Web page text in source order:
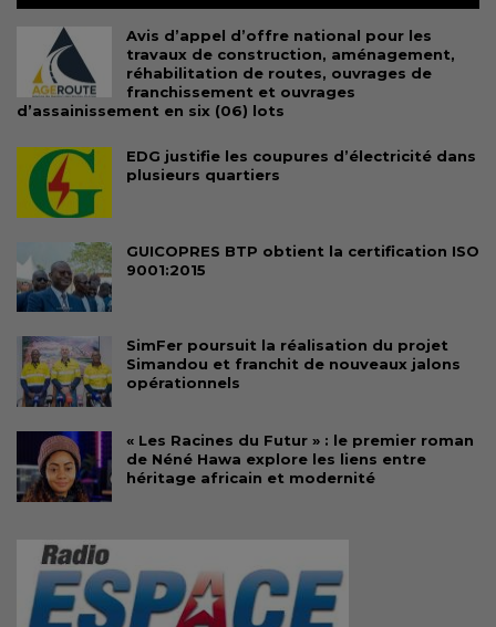
Avis d’appel d’offre national pour les
travaux de construction, aménagement,
réhabilitation de routes, ouvrages de
franchissement et ouvrages
d’assainissement en six (06) lots
EDG justifie les coupures d’électricité dans
plusieurs quartiers
GUICOPRES BTP obtient la certification ISO
9001:2015
SimFer poursuit la réalisation du projet
Simandou et franchit de nouveaux jalons
opérationnels
« Les Racines du Futur » : le premier roman
de Néné Hawa explore les liens entre
héritage africain et modernité